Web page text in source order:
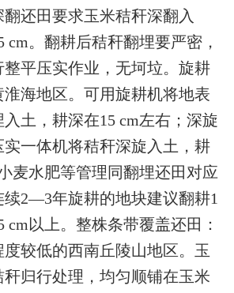
还田要求玉米秸秆深翻入
cm。翻耕后秸秆翻埋要严密，
平压实作业，无坷垃。旋耕
海地区。可用旋耕机将地表
土，耕深在15 cm左右；深旋
一体机将秸秆深旋入土，耕
麦水肥等管理同翻埋还田对应
续2—3年旋耕的地块建议翻耕1
cm以上。整株条带覆盖还田：
较低的西南丘陵山地区。玉
归行处理，均匀顺铺在玉米